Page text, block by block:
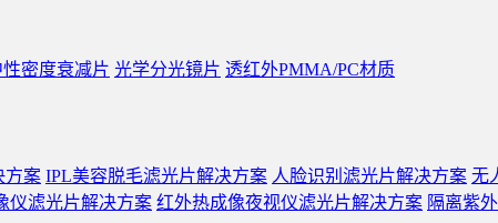
性密度衰减片 光学分光镜片 透红外PMMA/PC材质
方案 IPL美容脱毛滤光片解决方案 人脸识别滤光片解决方案 无
仪滤光片解决方案 红外热成像夜视仪滤光片解决方案 隔离紫